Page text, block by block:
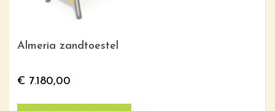
Almeria zandtoestel
€ 7.180,00